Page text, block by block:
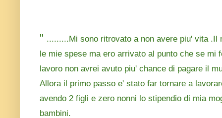
" .........Mi sono ritrovato a non avere piu' vita
le mie spese ma ero arrivato al punto che se
lavoro non avrei avuto piu' chance di pagare il
Allora il primo passo e' stato far tornare a
avendo 2 figli e zero nonni lo stipendio di mia
bambini.